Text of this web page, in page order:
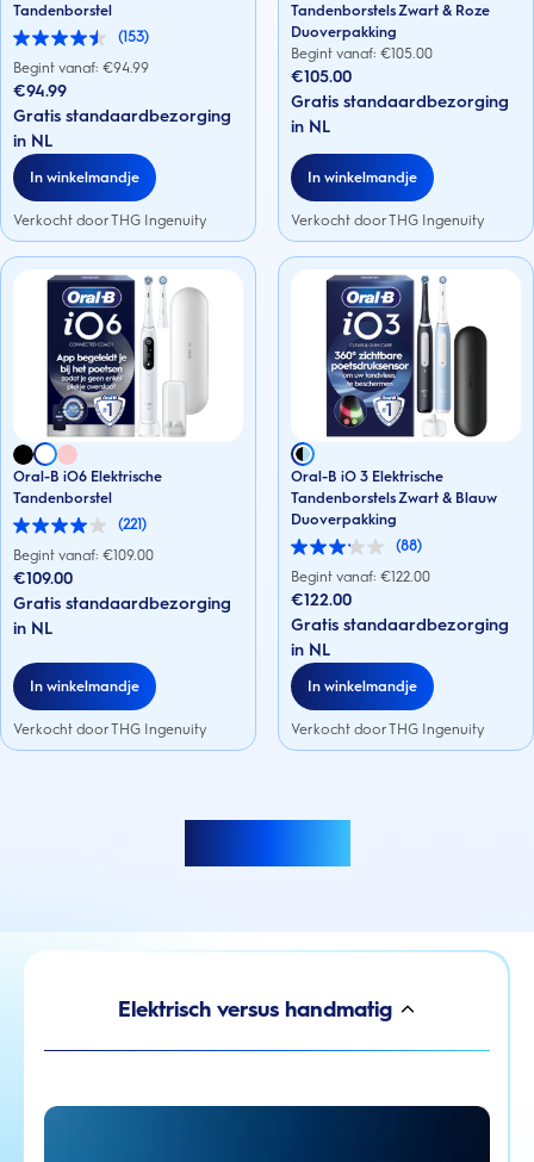
Tandenborstel
(153)
4.5
van
de
5
sterren.
153
beoordelingen
Begint vanaf: €94.99
€94.99
Gratis standaardbezorging
in NL
In winkelmandje
Verkocht door THG Ingenuity
Tandenborstels Zwart & Roze
Duoverpakking
Begint vanaf: €105.00
€105.00
Gratis standaardbezorging
in NL
In winkelmandje
Verkocht door THG Ingenuity
Oral-B iO6 Elektrische
Tandenborstel
(221)
4.0
van
de
5
sterren.
221
beoordelingen
Begint vanaf: €109.00
€109.00
Gratis standaardbezorging
in NL
In winkelmandje
Verkocht door THG Ingenuity
Oral-B iO 3 Elektrische
Tandenborstels Zwart & Blauw
Duoverpakking
(88)
3.1
van
de
5
sterren.
88
beoordelingen
Begint vanaf: €122.00
€122.00
Gratis standaardbezorging
in NL
In winkelmandje
Verkocht door THG Ingenuity
Elektrisch versus handmatig